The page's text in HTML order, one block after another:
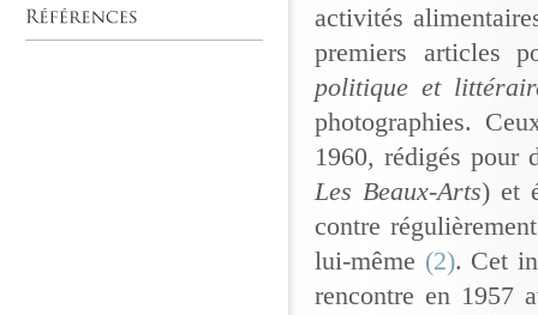
activités
premiers articles
politique et
photographies.
1960, rédigés pour
Les Beaux-Arts) et
contre
lui-même (2). Cet
rencontre en 1957